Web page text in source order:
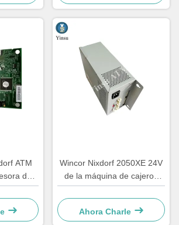
ATM
de
de
Wincor Nixdorf 2050XE 24V
de la máquina de cajeros
automáticos de la fuente de
alimentación de piezas
01750069162 1750069162
Ahora Charle